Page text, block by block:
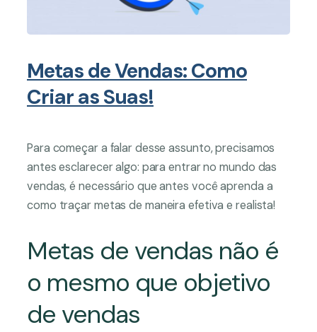
Metas de Vendas: Como
Criar as Suas!
Para começar a falar desse assunto, precisamos
antes esclarecer algo: para entrar no mundo das
vendas, é necessário que antes você aprenda a
como traçar metas de maneira efetiva e realista!
Metas de vendas não é
o mesmo que objetivo
de vendas